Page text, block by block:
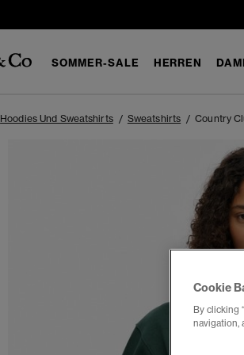
SOMMER-SALE HERREN
Hoodies Und Sweatshirts Sweatshirts Country
Cookie
By clicking
navigation,